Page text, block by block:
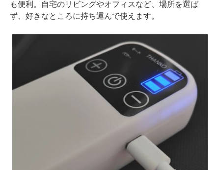
も便利。自宅のリビングやオフィスなど、場所を選ば
ず、好きなところに持ち運んで使えます。